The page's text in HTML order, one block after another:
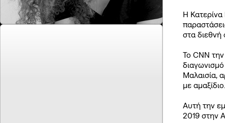
Η Κατερίνα
στα διεθνή
Το CNN
Μαλαισία,
με αμαξίδιο.
Αυτή την
2019 στην